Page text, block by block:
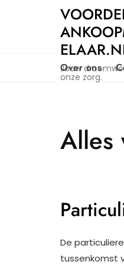
Jouw
onze zorg.
Over ons
Alles
De
tussenkomst